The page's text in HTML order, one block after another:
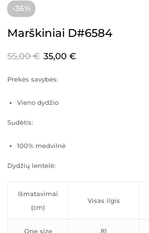
-36%
Marškiniai D#6584
55,00€ 35,00 €
Prekės savybės:
Vieno dydžio
Sudėtis:
100% medvilnė
Dydžių lentelė:
Išmatavimai
(cm)
Visas ilgis
One size 81